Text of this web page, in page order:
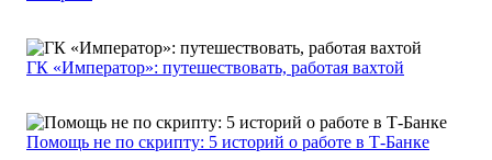
ГК «Император»: путешествовать, работая вахтой
Помощь не по скрипту: 5 историй о работе в Т-Банке